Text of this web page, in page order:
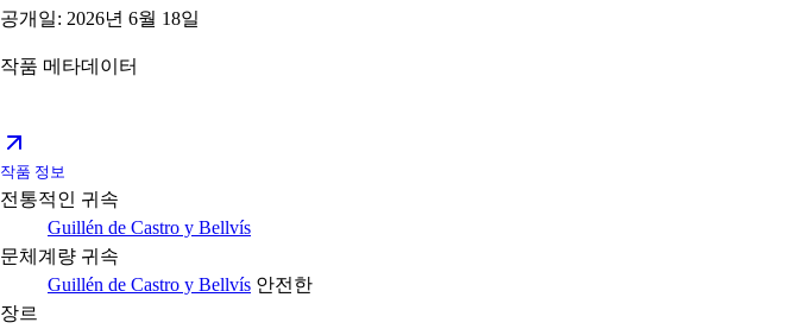
공개일: 2026년 6월 18일
작품 메타데이터
작품 정보
전통적인 귀속
Guillén de Castro y Bellvís
문체계량 귀속
Guillén de Castro y Bellvís 안전한
장르